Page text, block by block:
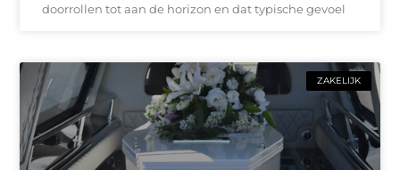
doorrollen tot aan de horizon en dat typische gevoel
ZAKELIJK